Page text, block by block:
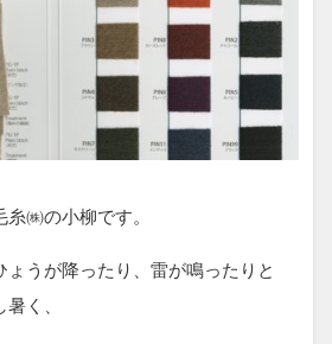
㈱の小柳です。
うが降ったり、雷が鳴ったりと
く、